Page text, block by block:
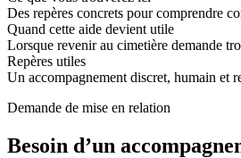
Des repères concrets pour comprendre
Quand cette aide devient utile
Lorsque revenir au cimetière demande
Repères utiles
Un accompagnement discret, humain et
Demande de mise en relation
Besoin d’un